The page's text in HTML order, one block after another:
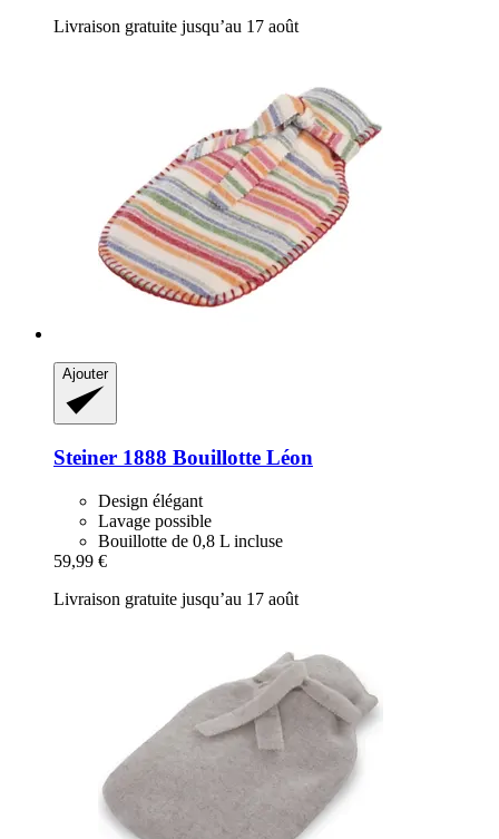
Livraison gratuite jusqu’au 17 août
Ajouter
Steiner 1888 Bouillotte Léon
Design élégant
Lavage possible
Bouillotte de 0,8 L incluse
59,99 €
Livraison gratuite jusqu’au 17 août